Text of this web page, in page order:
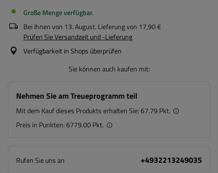
Große Menge verfügbar
Bei Ihnen von 13. August. Lieferung von 17,90 €
Prüfen Sie Versandzeit und -Lieferung
Verfügbarkeit in Shops überprüfen
Sie können auch kaufen mit:
Nehmen Sie am Treueprogramm teil
Mit dem Kauf dieses Produkts erhalten Sie:67.79 Pkt.
Preis in Punkten:6779.00 Pkt.
Rufen Sie uns an +4932213249035